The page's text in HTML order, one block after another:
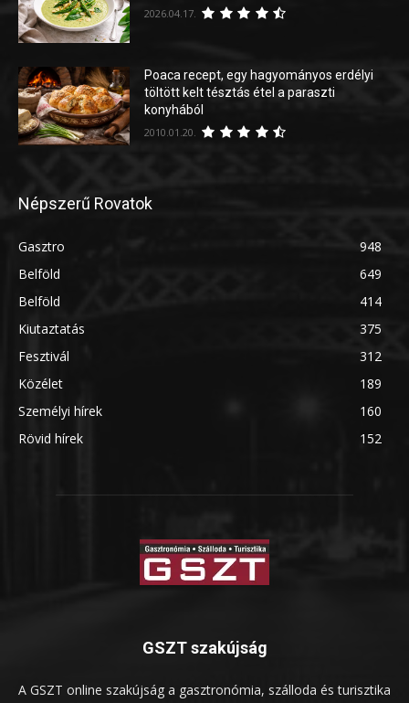
2026.04.17.
Poaca recept, egy hagyományos erdélyi
töltött kelt tésztás étel a paraszti
konyhából
2010.01.20.
Népszerű Rovatok
Gasztro
948
Belföld
649
Belföld
414
Kiutaztatás
375
Fesztivál
312
Közélet
189
Személyi hírek
160
Rövid hírek
152
GSZT szakújság
A GSZT online szakújság a gasztronómia, szálloda és turisztika